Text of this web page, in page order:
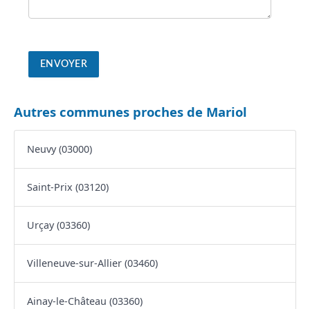
Autres communes proches de Mariol
Neuvy (03000)
Saint-Prix (03120)
Urçay (03360)
Villeneuve-sur-Allier (03460)
Ainay-le-Château (03360)